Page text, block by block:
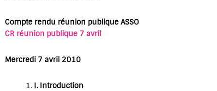
Compte rendu réunion publique ASSO
CR réunion publique 7 avril
Mercredi 7 avril 2010
I. Introduction